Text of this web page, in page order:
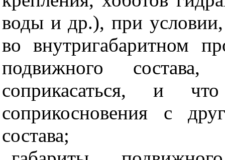
воды и др.), при
во внутригабаритном
подвижного
соприкасаться, и
соприкосновения с
состава;